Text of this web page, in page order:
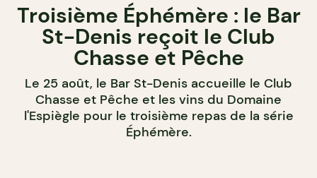
Troisième Éphémère : le Bar
St-Denis reçoit le Club
Chasse et Pêche
Le 25 août, le Bar St-Denis accueille le Club
Chasse et Pêche et les vins du Domaine
l'Espiègle pour le troisième repas de la série
Éphémère.